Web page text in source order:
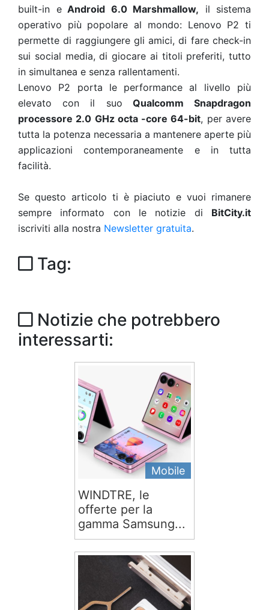
built-in eAndroid 6.0 Marshmallow, il sistema
operativo più popolare al mondo: Lenovo P2 ti
permette di raggiungere gli amici, di fare check-in
sui social media, di giocare ai titoli preferiti, tutto
in simultanea e senza rallentamenti.
Lenovo P2 porta le performance al livello più
elevato con il suo Qualcomm Snapdragon
processore 2.0 GHz octa -core 64-bit, per avere
tutta la potenza necessaria a mantenere aperte più
applicazioni contemporaneamente e in tutta
facilità.
Se questo articolo ti è piaciuto e vuoi rimanere
sempre informato con le notizie di BitCity.it
iscriviti alla nostra Newsletter gratuita.
Tag:
Notizie che potrebbero
interessarti:
Mobile
WINDTRE, le
offerte per la
gamma Samsung...